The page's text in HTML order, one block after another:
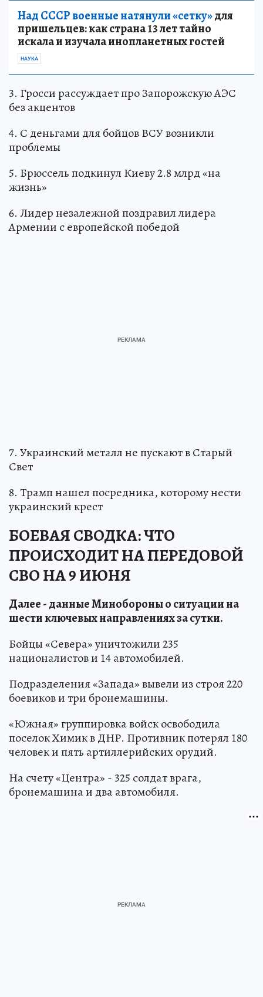
Над СССР военные натянули «сетку»для
пришельцев: как страна 13 лет тайно
искала и изучала инопланетных гостей
НАУКА
3. Гросси рассуждает про Запорожскую АЭС
без акцентов
4. С деньгами для бойцов ВСУ возникли
проблемы
5. Брюссель подкинул Киеву 2.8 млрд «на
жизнь»
6. Лидер незалежной поздравил лидера
Армении с европейской победой
7. Украинский металл не пускают в Старый
Свет
8. Трамп нашел посредника, которому нести
украинский крест
БОЕВАЯ СВОДКА: ЧТО
ПРОИСХОДИТ НА ПЕРЕДОВОЙ
СВО НА 9 ИЮНЯ
Далее - данные Минобороны о ситуации на
шести ключевых направлениях за сутки.
Бойцы «Севера» уничтожили 235
националистов и 14 автомобилей.
Подразделения «Запада» вывели из строя 220
боевиков и три бронемашины.
«Южная» группировка войск освободила
поселок Химик в ДНР. Противник потерял 180
человек и пять артиллерийских орудий.
На счету «Центра» - 325 солдат врага,
бронемашина и два автомобиля.